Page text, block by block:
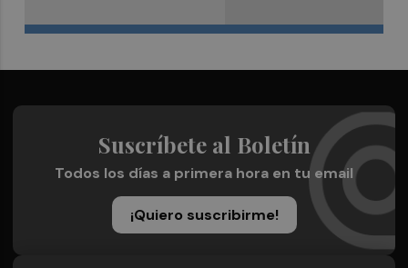
Suscríbete al Boletín
Todos los días a primera hora en tu email
¡Quiero suscribirme!